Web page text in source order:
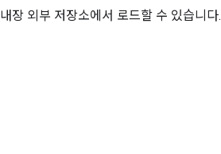
내장 외부 저장소에서 로드할 수 있습니다.